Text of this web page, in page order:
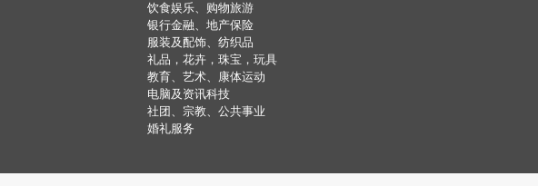
饮食娱乐、购物旅游
银行金融、地产保险
服装及配饰、纺织品
礼品，花卉，珠宝，玩具
教育、艺术、康体运动
电脑及资讯科技
社团、宗教、公共事业
婚礼服务